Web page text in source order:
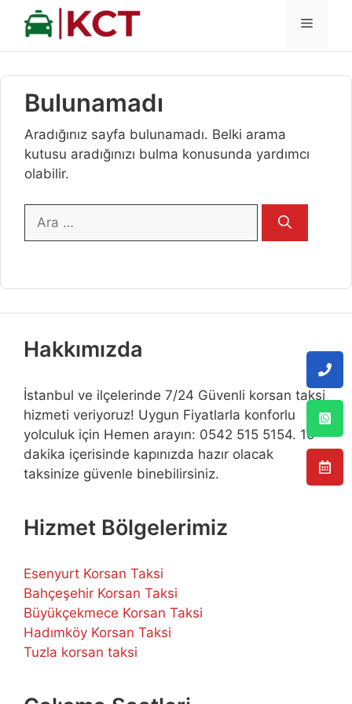
İçeriğe
MENÜ
Bulunamadı
Aradığınız sayfa bulunamadı. Belki arama
kutusu aradığınızı bulma konusunda yardımcı
olabilir.
ara
Hakkımızda
İstanbul ve ilçelerinde 7/24 Güvenli korsan taksi
hizmeti veriyoruz! Uygun Fiyatlarla konforlu
yolculuk için Hemen arayın: 0542 515 5154. 10
dakika içerisinde kapınızda hazır olacak
taksinize güvenle binebilirsiniz.
Hizmet Bölgelerimiz
Esenyurt Korsan Taksi
Bahçeşehir Korsan Taksi
Büyükçekmece Korsan Taksi
Hadımköy Korsan Taksi
Tuzla korsan taksi